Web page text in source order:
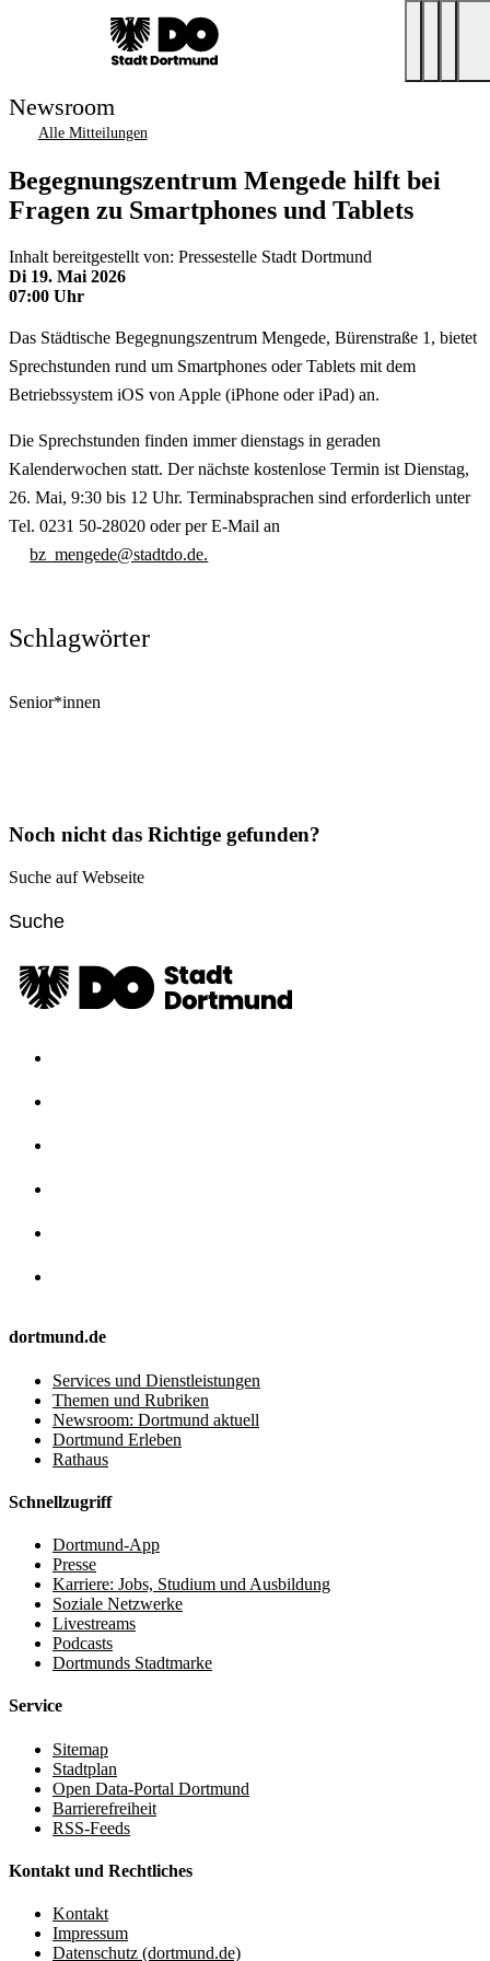
Newsroom
Alle Mitteilungen
Begegnungszentrum Mengede hilft bei
Fragen zu Smartphones und Tablets
Inhalt bereitgestellt von: Pressestelle Stadt Dortmund
Di 19. Mai 2026
07:00 Uhr
Das Städtische Begegnungszentrum Mengede, Bürenstraße 1, bietet
Sprechstunden rund um Smartphones oder Tablets mit dem
Betriebssystem iOS von Apple (iPhone oder iPad) an.
Die Sprechstunden finden immer dienstags in geraden
Kalenderwochen statt. Der nächste kostenlose Termin ist Dienstag,
26. Mai, 9:30 bis 12 Uhr. Terminabsprachen sind erforderlich unter
Tel. 0231 50-28020 oder per E-Mail an
bz_mengede@stadtdo.de.
Schlagwörter
Senior*innen
Noch nicht das Richtige gefunden?
Suche auf Webseite
dortmund.de
Services und Dienstleistungen
Themen und Rubriken
Newsroom: Dortmund aktuell
Dortmund Erleben
Rathaus
Schnellzugriff
Dortmund-App
Presse
Karriere: Jobs, Studium und Ausbildung
Soziale Netzwerke
Livestreams
Podcasts
Dortmunds Stadtmarke
Service
Sitemap
Stadtplan
Open Data-Portal Dortmund
Barrierefreiheit
RSS-Feeds
Kontakt und Rechtliches
Kontakt
Impressum
Datenschutz (dortmund.de)